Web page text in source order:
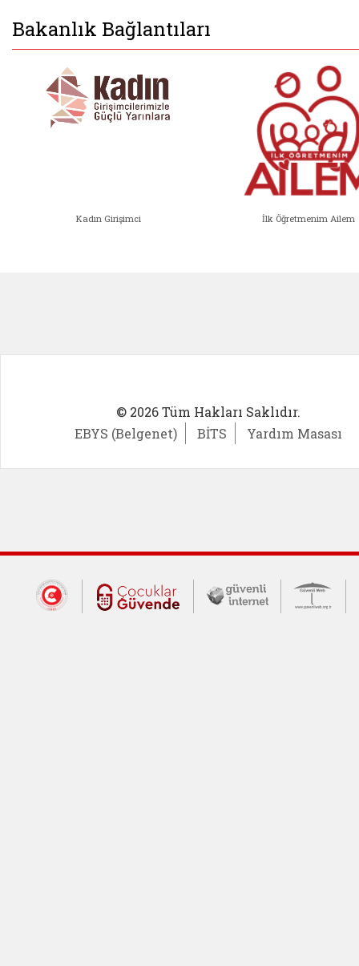
Bakanlık Bağlantıları
Kadın Girişimci İlk Öğretmenim Ailem
© 2026 Tüm Hakları Saklıdır.
EBYS (Belgenet)
BİTS Yardım Masası
Dış Bağlantılar
Cumhurbaşkanlığı İletişim Merkezi
Çocuklar Güvende (yeni
Güvenli